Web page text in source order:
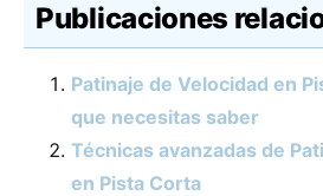
Publicaciones
Patinaje de Velocidad en
que necesitas saber
Técnicas avanzadas de
en Pista Corta